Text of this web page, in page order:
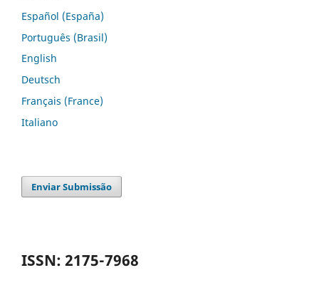
Español (España)
Português (Brasil)
English
Deutsch
Français (France)
Italiano
Enviar Submissão
ISSN: 2175-7968